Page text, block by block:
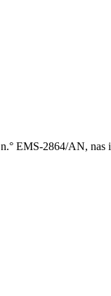
EMS-2864/AN,